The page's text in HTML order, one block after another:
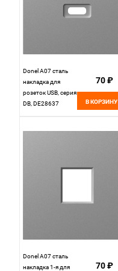
Donel A07 сталь
накладка для
розеток USB, серия
DB, DE28637
70 ₽
В КОРЗИНУ
Donel A07 сталь
накладка 1-я для
70 ₽